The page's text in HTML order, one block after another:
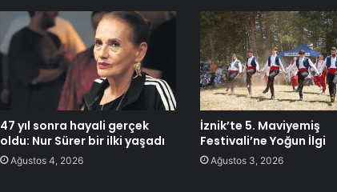
47 yıl sonra hayali gerçek
oldu: Nur Sürer bir ilki yaşadı
Ağustos 4, 2026
İznik’te 5. Maviyemiş
Festivali’ne Yoğun İlgi
Ağustos 3, 2026